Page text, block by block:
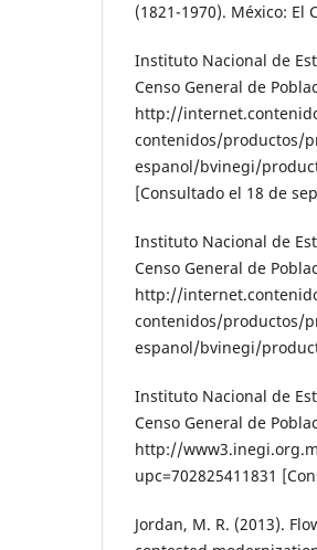
(1821-1970). México: El
Instituto Nacional de
Censo General de
http://
contenidos/productos/
espanol/bvinegi/
[Consultado el 18 de
Instituto Nacional de
Censo General de
http://
contenidos/productos/
espanol/bvinegi/
Instituto Nacional de
Censo General de
http://
upc=702825411831
Jordan, M. R. (2013).